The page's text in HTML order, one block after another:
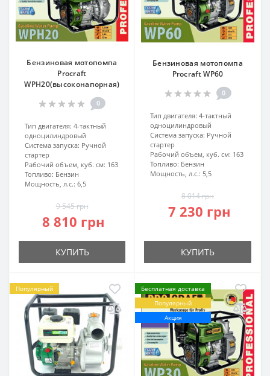
Бензиновая мотопомпа
Procraft
WPH20(высоконапорная)
0
Тип двигателя: 4-тактный
одноцилиндровый
Система запуска: Ручной
стартер
Рабочий объем, куб. см: 163
Топливо: Бензин
Мощность, л.с.: 6,5
9 545 грн
8 810 грн
КУПИТЬ
Бензиновая мотопомпа
Procraft WP60
0
Тип двигателя: 4-тактный
одноцилиндровый
Система запуска: Ручной
стартер
Рабочий объем, куб. см: 163
Топливо: Бензин
Мощность, л.с.: 5,5
8 014 грн
7 230 грн
КУПИТЬ
Популярный
Бесплатная доставка
Популярный
Акция